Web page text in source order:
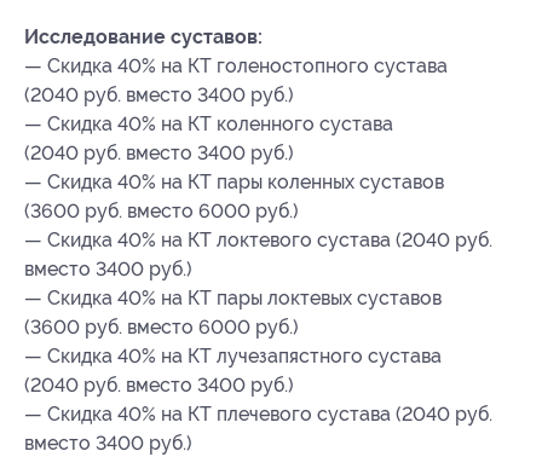
Исследование суставов:
— Скидка 40% на КТ голеностопного сустава
(2040 руб. вместо 3400 руб.)
— Скидка 40% на КТ коленного сустава
(2040 руб. вместо 3400 руб.)
— Скидка 40% на КТ пары коленных суставов
(3600 руб. вместо 6000 руб.)
— Скидка 40% на КТ локтевого сустава (2040 руб.
вместо 3400 руб.)
— Скидка 40% на КТ пары локтевых суставов
(3600 руб. вместо 6000 руб.)
— Скидка 40% на КТ лучезапястного сустава
(2040 руб. вместо 3400 руб.)
— Скидка 40% на КТ плечевого сустава (2040 руб.
вместо 3400 руб.)